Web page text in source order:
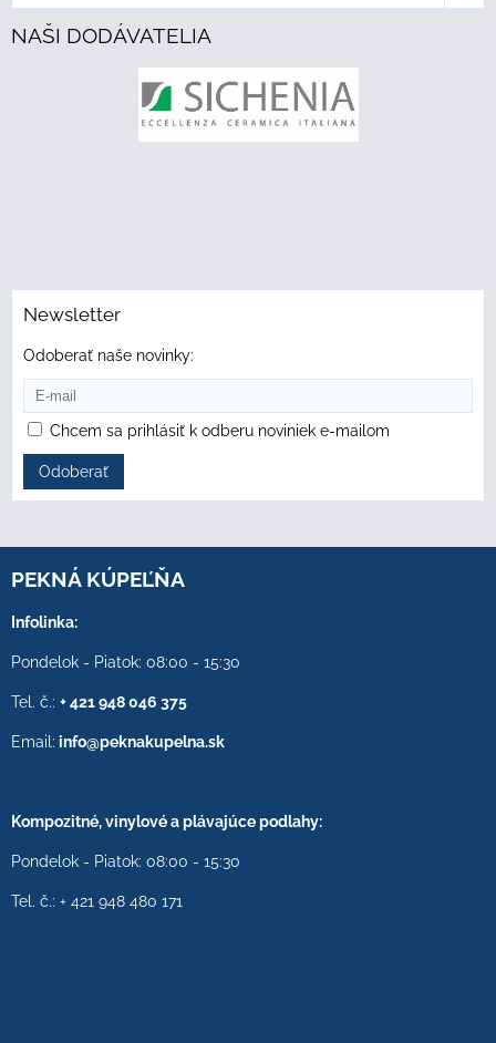
NAŠI DODÁVATELIA
Newsletter
Odoberať naše novinky:
Chcem sa prihlásiť k odberu noviniek e-mailom
Odoberať
PEKNÁ KÚPEĽŇA
Infolinka:
Pondelok - Piatok: 08:00 - 15:30
Tel. č.: + 421 948 046 375
Email: info@peknakupelna.sk
Kompozitné, vinylové a plávajúce podlahy:
Pondelok - Piatok: 08:00 - 15:30
Tel. č.: + 421 948 480 171